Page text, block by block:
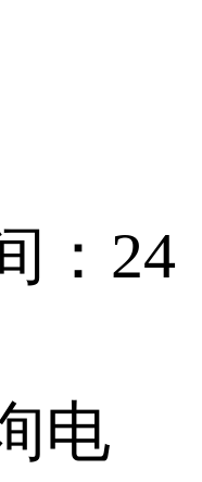
：24
电